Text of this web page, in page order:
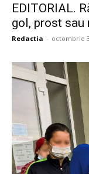
EDITORIAL.
gol, prost sau
Redactia - octombrie